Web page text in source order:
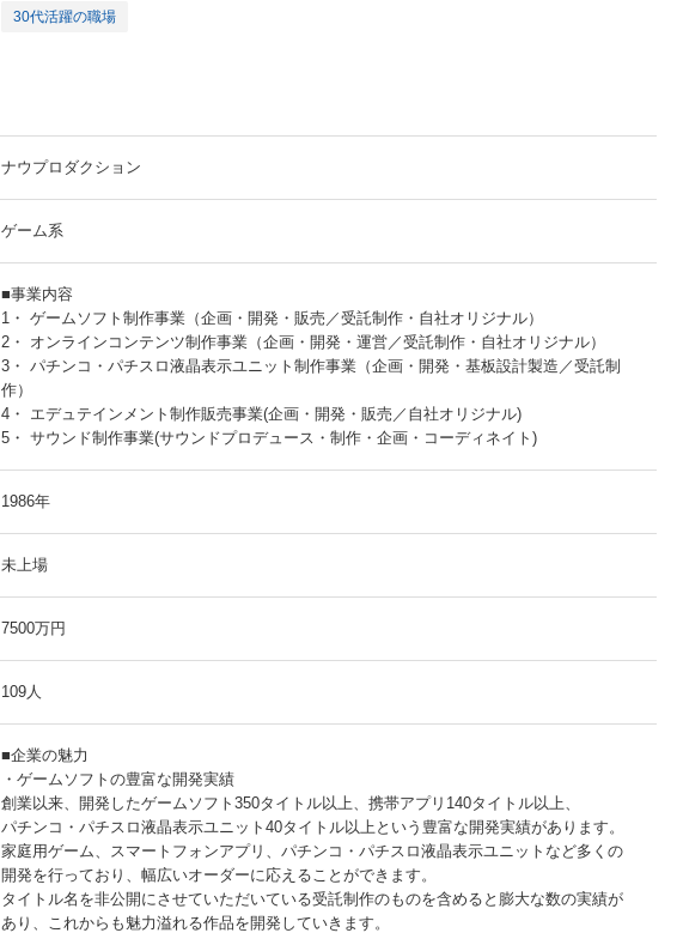
30代活躍の職場
ナウプロダクション
ゲーム系
■事業内容
1・ ゲームソフト制作事業（企画・開発・販売／受託制作・自社オリジナル）
2・ オンラインコンテンツ制作事業（企画・開発・運営／受託制作・自社オリジナル）
3・ パチンコ・パチスロ液晶表示ユニット制作事業（企画・開発・基板設計製造／受託制
作）
4・ エデュテインメント制作販売事業(企画・開発・販売／自社オリジナル)
5・ サウンド制作事業(サウンドプロデュース・制作・企画・コーディネイト)
1986年
未上場
7500万円
109人
■企業の魅力
・ゲームソフトの豊富な開発実績
創業以来、開発したゲームソフト350タイトル以上、携帯アプリ140タイトル以上、
パチンコ・パチスロ液晶表示ユニット40タイトル以上という豊富な開発実績があります。
家庭用ゲーム、スマートフォンアプリ、パチンコ・パチスロ液晶表示ユニットなど多くの
開発を行っており、幅広いオーダーに応えることができます。
タイトル名を非公開にさせていただいている受託制作のものを含めると膨大な数の実績が
あり、これからも魅力溢れる作品を開発していきます。